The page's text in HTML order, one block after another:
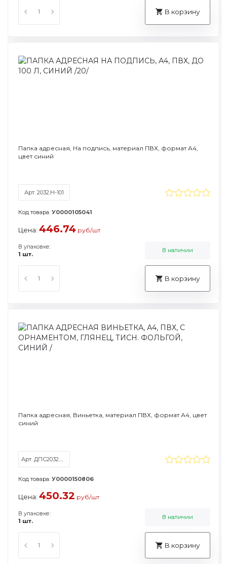
В корзину
Папка адресная, На подпись, материал ПВХ, формат А4,
цвет синий
Арт. 2032.Н-101
Код товара: У0000105041
Цена: 446.74 руб/шт
В упаковке:
1 шт.
В наличии
В корзину
Папка адресная, Виньетка, материал ПВХ, формат А4, цвет
синий
Арт. ДПС2032.О-1001
Код товара: У0000150806
Цена: 450.32 руб/шт
В упаковке:
1 шт.
В наличии
В корзину